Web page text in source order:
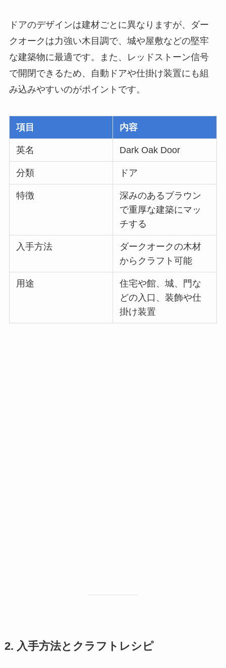
ドアのデザインは建材ごとに異なりますが、ダー
クオークは力強い木目調で、城や屋敷などの堅牢
な建築物に最適です。また、レッドストーン信号
で開閉できるため、自動ドアや仕掛け装置にも組
み込みやすいのがポイントです。
項目 内容
英名 Dark Oak Door
分類 ドア
特徴
深みのあるブラウン
で重厚な建築にマッ
チする
入手方法
ダークオークの木材
からクラフト可能
用途
住宅や館、城、門な
どの入口、装飾や仕
掛け装置
2. 入手方法とクラフトレシピ